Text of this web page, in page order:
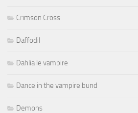
Crimson Cross
Daffodil
Dahlia le vampire
Dance in the vampire bund
Demons